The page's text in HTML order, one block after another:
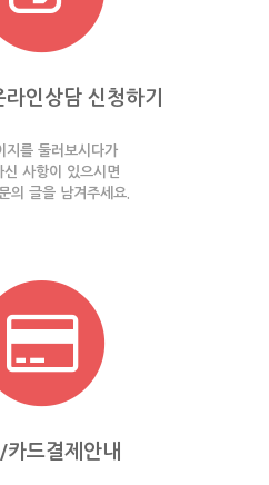
인상담 신청하기
지를 둘러보시다가
신 사항이 있으시면
의 글을 남겨주세요.
카드결제안내